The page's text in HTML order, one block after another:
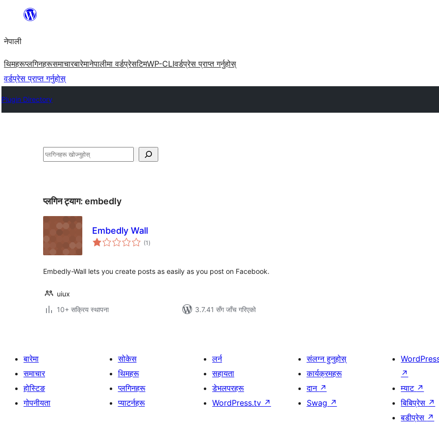
सामग्रीमा
नेपाली
थिमहरूप्लगिनहरूसमाचारबारेमानेपालीमा वर्डप्रेसटिमWP-CLIवर्डप्रेस प्राप्त गर्नुहोस्
वर्डप्रेस प्राप्त गर्नुहोस्
Plugin Directory
खोज्नुहोस्
प्लगिन ट्याग: embedly
Embedly Wall
(1 कुल
रेटिङ्गहरू
)
Embedly-Wall lets you create posts as easily as you post on Facebook.
uiux
10+ सक्रिय स्थापना
3.7.41 सँग जाँच गरिएको
बारेमा
समाचार
होस्टिङ
गोपनीयता
सोकेस
थिमहरू
प्लगिनहरू
प्याटर्नहरू
लर्न
सहायता
डेभलपरहरू
WordPress.tv ↗
संलग्न हुनुहोस्
कार्यक्रमहरू
दान ↗
Swag ↗
↗
म्याट ↗
बिबिप्रेस ↗
बडीप्रेस ↗